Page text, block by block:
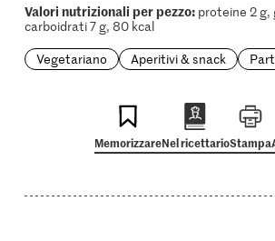
Valori nutrizionali per pezzo:proteine 2 g,
carboidrati 7 g, 80 kcal
Vegetariano
Aperitivi & snack
MemorizzareNel ricettarioStampa